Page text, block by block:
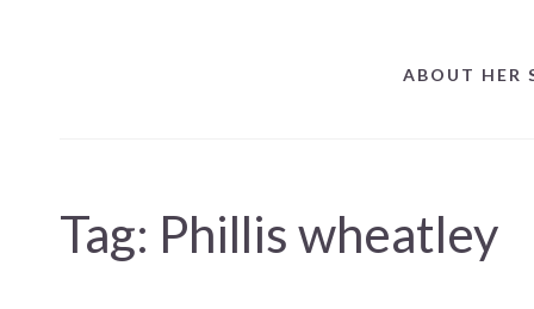
ABOUT HER
Tag: Phillis wheatley